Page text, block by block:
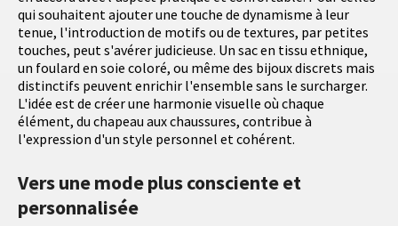
qui souhaitent ajouter une touche de dynamisme à leur
tenue, l'introduction de motifs ou de textures, par petites
touches, peut s'avérer judicieuse. Un sac en tissu ethnique,
un foulard en soie coloré, ou même des bijoux discrets mais
distinctifs peuvent enrichir l'ensemble sans le surcharger.
L'idée est de créer une harmonie visuelle où chaque
élément, du chapeau aux chaussures, contribue à
l'expression d'un style personnel et cohérent.
Vers une mode plus consciente et
personnalisée